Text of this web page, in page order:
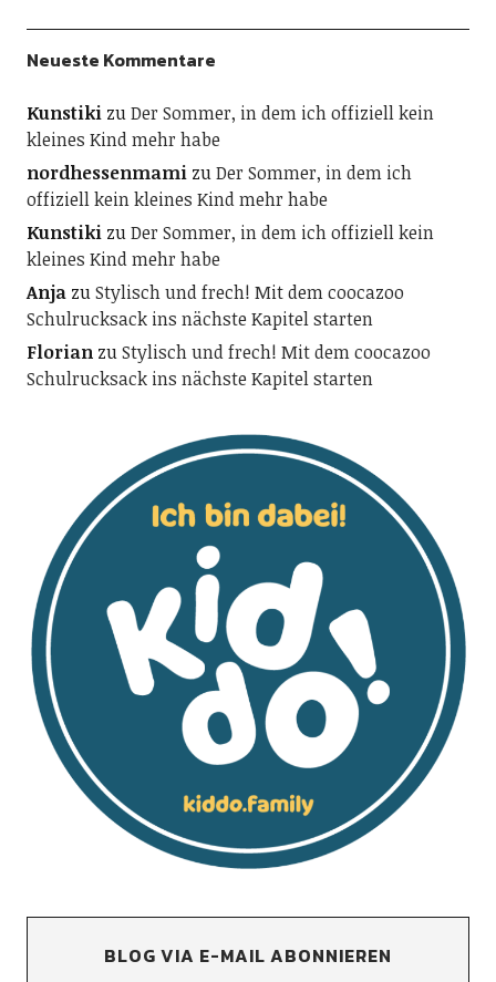
Neueste Kommentare
KunstikizuDer Sommer, in dem ich offiziell kein
kleines Kind mehr habe
nordhessenmamizuDer Sommer, in dem ich
offiziell kein kleines Kind mehr habe
KunstikizuDer Sommer, in dem ich offiziell kein
kleines Kind mehr habe
AnjazuStylisch und frech! Mit dem coocazoo
Schulrucksack ins nächste Kapitel starten
FlorianzuStylisch und frech! Mit dem coocazoo
Schulrucksack ins nächste Kapitel starten
BLOG VIA E-MAIL ABONNIEREN